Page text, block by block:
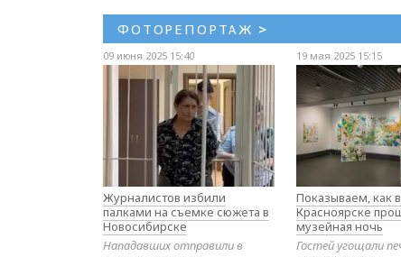
ФОТОРЕПОРТАЖ >
09 июня 2025 15:40
Журналистов избили
палками на съемке сюжета в
Новосибирске
Нападавших отправили в
19 мая 2025 15:15
Показываем, как в
Красноярске
музейная ночь
Гостей угощали